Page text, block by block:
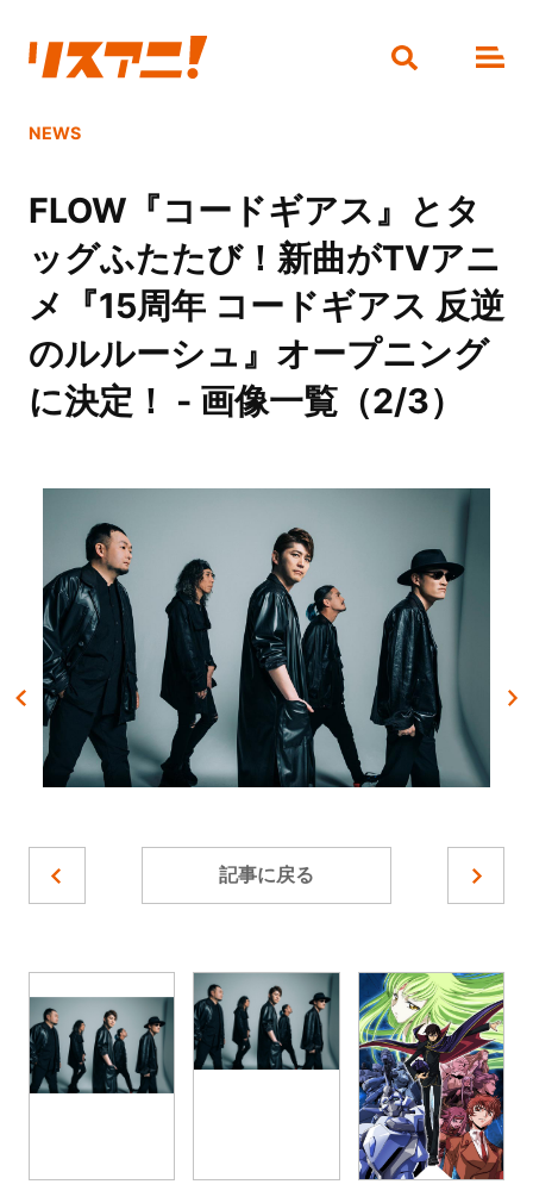
NEWS
FLOW『コードギアス』とタ
ッグふたたび！新曲がTVアニ
メ『15周年 コードギアス 反逆
のルルーシュ』オープニング
に決定！ - 画像一覧（2/3）
記事に戻る